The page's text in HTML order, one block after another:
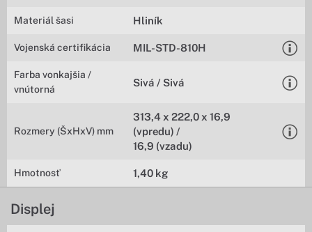
Materiál šasi Hliník
Vojenská certifikácia MIL-STD-810H
Farba vonkajšia /
vnútorná
Sivá / Sivá
Rozmery (ŠxHxV) mm
313,4 x 222,0 x 16,9
(vpredu) /
16,9 (vzadu)
Hmotnosť 1,40 kg
Displej